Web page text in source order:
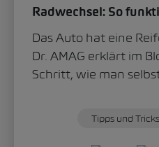
Radwechsel: So
Das Auto hat eine
Dr. AMAG erklärt im
Schritt, wie man
Tipps und